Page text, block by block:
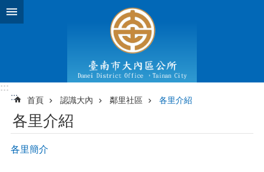
跳到主要內容區塊
:::
:::
首頁 認識大內 鄰里社區 各里介紹
各里介紹
各里簡介